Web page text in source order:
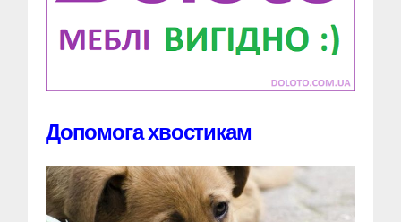
Допомога хвостикам